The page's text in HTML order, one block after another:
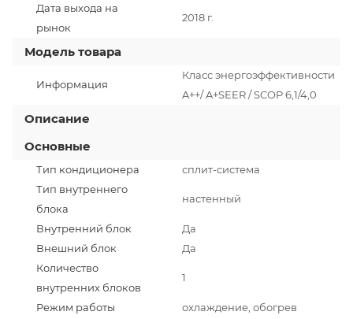
Дата выхода на
рынок
2018 г.
Модель товара
Информация
Класс энергоэффективности
A++/ A+SEER / SCOP 6,1/4,0
Описание
Основные
Тип кондиционера
сплит-система
Тип внутреннего
блока
настенный
Внутренний блок
Да
Внешний блок
Да
Количество
внутренних блоков
1
Режим работы
охлаждение, обогрев